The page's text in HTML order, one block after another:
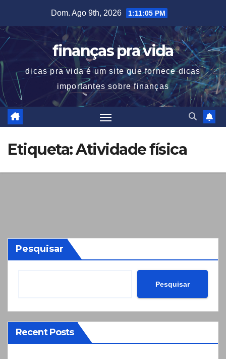
content
Dom. Ago 9th, 2026 1:11:05 PM
finanças pra vida
dicas pra vida é um site que fornece dicas
importantes sobre finanças
Etiqueta:Atividade física
Pesquisar
Pesquisar
Recent Posts